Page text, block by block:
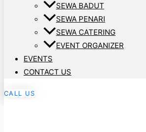
SEWA BADUT
SEWA PENARI
SEWA CATERING
EVENT ORGANIZER
EVENTS
CONTACT US
CALL US